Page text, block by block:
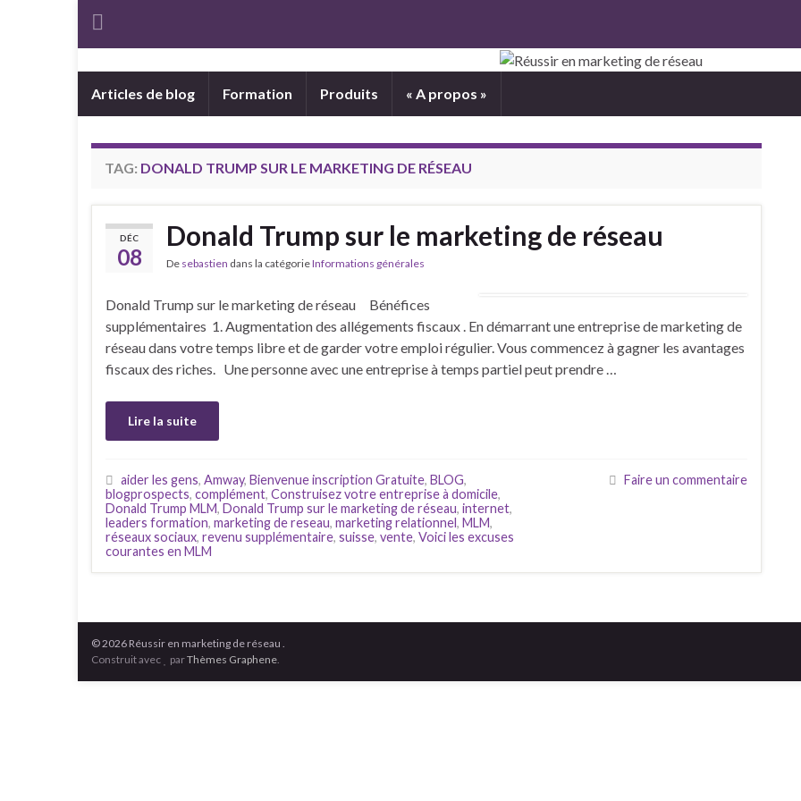
Articles de blog Formation Produits « A propos »
TAG: DONALD TRUMP SUR LE MARKETING DE RÉSEAU
DÉC
08
Donald Trump sur le marketing de réseau
De sebastien dans la catégorieInformations générales
Donald Trump sur le marketing de réseau Bénéfices
supplémentaires 1. Augmentation des allégements fiscaux . En démarrant une entreprise de marketing de
réseau dans votre temps libre et de garder votre emploi régulier. Vous commencez à gagner les avantages
fiscaux des riches. Une personne avec une entreprise à temps partiel peut prendre …
Lire la suite
aider les gens, Amway, Bienvenue inscription Gratuite, BLOG,
blogprospects, complément, Construisez votre entreprise à domicile,
Donald Trump MLM, Donald Trump sur le marketing de réseau, internet,
leaders formation, marketing de reseau, marketing relationnel, MLM,
réseaux sociaux, revenu supplémentaire, suisse, vente, Voici les excuses
courantes en MLM
Faire un commentaire
© 2026 Réussir en marketing de réseau .
Construit avec
parThèmes Graphene